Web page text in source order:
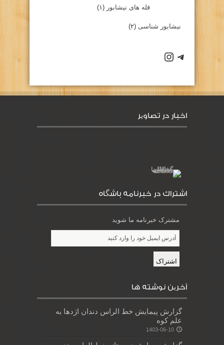
قله های نیشابور (۱)
نیشابور شناسی (۲)
كانال تلگرام باشگاه
صفحه اينستاگرام باشگاه
اخبار در تصاویر
اشتراك در خبرنامه باشگاه
مشترک خبرنامه ما شوید
آخرین نوشته ها
گزارش پیمایش خط الراس دندان اژدها به
علم کوه
1403-06-10